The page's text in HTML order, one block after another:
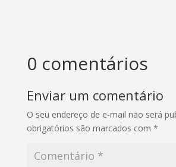
0 comentários
Enviar um comentário
O seu endereço de e-mail não será
obrigatórios são marcados com *